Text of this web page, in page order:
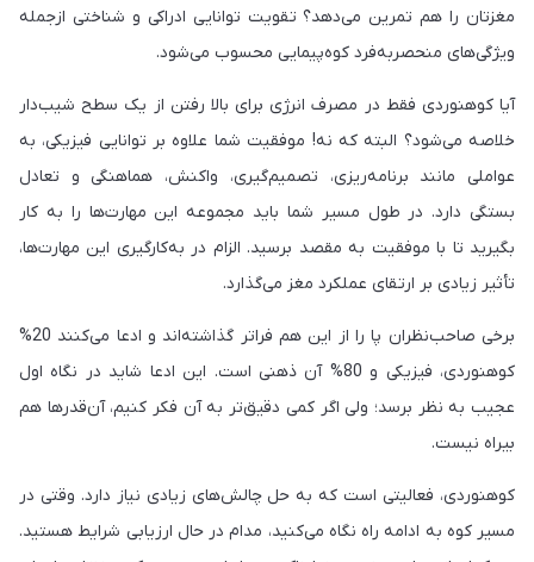
مغزتان را هم تمرین می‌دهد؟ تقویت توانایی ادراکی و شناختی ازجمله
ویژگی‌های منحصربه‌فرد کوه‌پیمایی محسوب می‌شود.
آیا کوهنوردی فقط در مصرف انرژی برای بالا رفتن از یک سطح شیب‌دار
خلاصه می‌شود؟ البته که نه! موفقیت شما علاوه بر توانایی فیزیکی، به
عواملی مانند برنامه‌ریزی، تصمیم‌گیری، واکنش، هماهنگی و تعادل
بستگی دارد. در طول مسیر شما باید مجموعه این مهارت‌ها را به کار
بگیرید تا با موفقیت به مقصد برسید. الزام در به‌کارگیری این مهارت‌ها،
تأثیر زیادی بر ارتقای عملکرد مغز می‌گذارد.
برخی صاحب‌نظران پا را از این هم فراتر گذاشته‌اند و ادعا می‌کنند 20%
کوهنوردی، فیزیکی و 80% آن ذهنی است. این ادعا شاید در نگاه اول
عجیب به نظر برسد؛ ولی اگر کمی دقیق‌تر به آن فکر کنیم، آن‌قدرها هم
بیراه نیست.
کوهنوردی، فعالیتی است که به حل چالش‌های زیادی نیاز دارد. وقتی در
مسیر کوه به ادامه راه نگاه می‌کنید، مدام در حال ارزیابی شرایط هستید.